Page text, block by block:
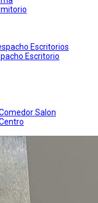
Escritorios
Escritorio
Salon